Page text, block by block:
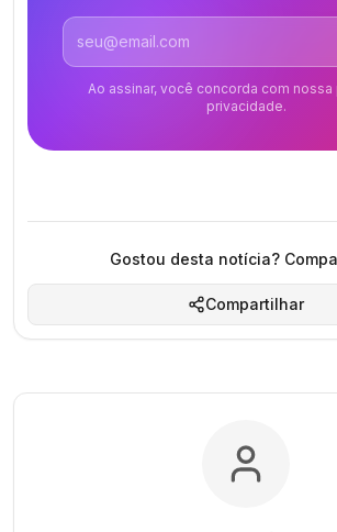
Endereço de email
Ao assinar, você concorda com
privacidade.
Gostou desta notícia?
Compartilhar